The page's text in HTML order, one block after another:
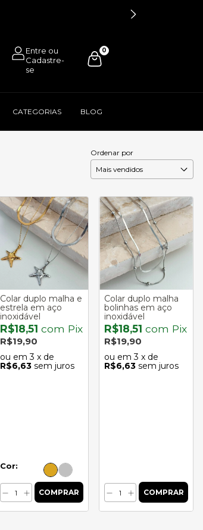
0
CATEGORIAS BLOG
Ordenar por
Colar duplo malha e
estrela em aço
inoxidável
R$18,51 com Pix
R$19,90
3 x de
R$6,63 sem juros
Cor:
Colar duplo malha
bolinhas em aço
inoxidável
R$18,51com Pix
R$19,90
3 x de
R$6,63 sem juros